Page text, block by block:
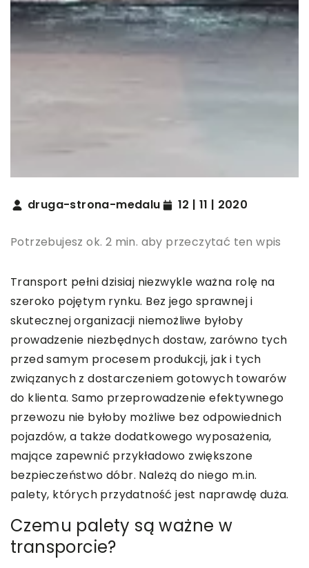
druga-strona-medalu 12 | 11 | 2020
Potrzebujesz ok. 2 min. aby przeczytać ten wpis
Transport pełni dzisiaj niezwykle ważna rolę na
szeroko pojętym rynku. Bez jego sprawnej i
skutecznej organizacji niemożliwe byłoby
prowadzenie niezbędnych dostaw, zarówno tych
przed samym procesem produkcji, jak i tych
związanych z dostarczeniem gotowych towarów
do klienta. Samo przeprowadzenie efektywnego
przewozu nie byłoby możliwe bez odpowiednich
pojazdów, a także dodatkowego wyposażenia,
mające zapewnić przykładowo zwiększone
bezpieczeństwo dóbr. Należą do niego m.in.
palety, których przydatność jest naprawdę duża.
Czemu palety są ważne w
transporcie?